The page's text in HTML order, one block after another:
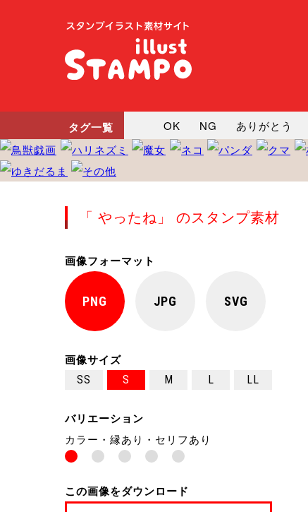
タグ一覧 OK NG ありがとう
悲しい
だるい 衝撃
「 やったね」 のスタンプ素材
画像フォーマット
PNG JPG SVG
画像サイズ
SS S M L LL
バリエーション
カラー・縁あり・セリフあり
この画像をダウンロード